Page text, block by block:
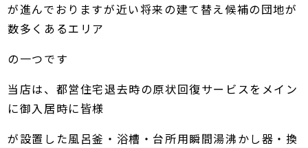
が進んでおりますが近い将来の建て替え候補の団地が
数多くあるエリア
の一つです
当店は、都営住宅退去時の原状回復サービスをメイン
に御入居時に皆様
が設置した風呂釜・浴槽・台所用瞬間湯沸かし器・換